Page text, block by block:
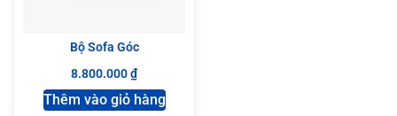
Bộ Sofa Góc
8.800.000₫
Thêm vào giỏ hàng